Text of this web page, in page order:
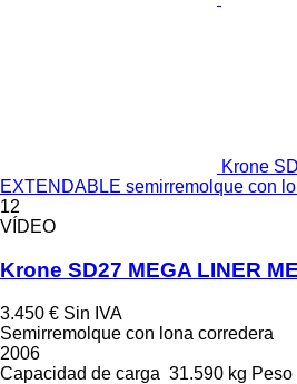
Krone
EXTENDABLE semirremolque con
12
VÍDEO
Krone SD27 MEGA LINER
3.450 € Sin IVA
Semirremolque con lona corredera
2006
Capacidad de carga 31.590 kg Peso